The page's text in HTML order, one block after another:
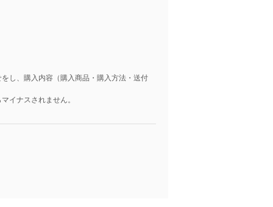
し、購入内容（購入商品・購入方法・送付
イナスされません。